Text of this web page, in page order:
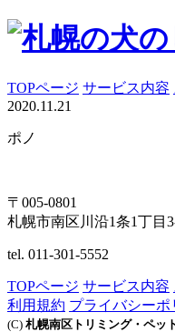
TOPページ サービス内容
2020.11.21
ポノ
〒005-0801
札幌市南区川沿1条1丁目
tel. 011-301-5552
TOPページ サービス内容
利用規約 プライバシーポ
(C) 札幌南区トリミング・ペッ